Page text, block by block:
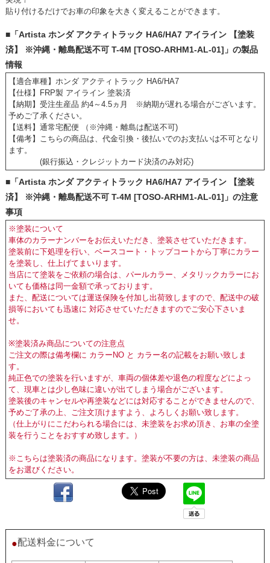
貼り付けるだけでお車の印象を大きく変えることができます。
■「Artista ホンダ アクティトラック HA6/HA7 アイライン 【塗装
済】 ※沖縄・離島配送不可 T-4M [TOSO-ARHM1-AL-01]」の製品
情報
【適合車種】ホンダ アクティトラック HA6/HA7
【仕様】FRP製 アイライン 塗装済
【納期】受注生産品 約4～4.5ヵ月 ※納期が遅れる場合がございます。
予めご了承ください。
【送料】通常宅配便 （※沖縄・離島は配送不可)
【備考】こちらの商品は、代金引換・後払いでのお支払いは不可となり
ます。
(銀行振込・クレジットカード決済のみ対応)
■「Artista ホンダ アクティトラック HA6/HA7 アイライン 【塗装
済】 ※沖縄・離島配送不可 T-4M [TOSO-ARHM1-AL-01]」の注意
事項
※塗装について
車体のカラーナンバーをお伝えいただき、塗装させていただきます。
塗装前に下処理を行い、ベースコート・トップコートから丁寧にカラー
を塗装し、仕上げてまいります。
当店にて塗装をご依頼の場合は、パールカラー、メタリックカラーにお
いても価格は同一金額で承っております。
また、配送については運送保険を付加し出荷致しますので、配送中の破
損等においても迅速に 対応させていただきますのでご安心下さいま
せ。
※塗装済み商品についての注意点
ご注文の際は備考欄に カラーNO と カラー名の記載をお願い致しま
す。
純正色での塗装を行いますが、車両の個体差や退色の程度などによっ
て、現車とは少し色味に違いが出てしまう場合がございます。
塗装後のキャンセルや再塗装などには対応することができませんので、
予めご了承の上、ご注文頂けますよう、よろしくお願い致します。
（仕上がりにこだわられる場合には、未塗装をお求め頂き、お車の全塗
装を行うことをおすすめ致します。）
※こちらは塗装済の商品になります。塗装が不要の方は、未塗装の商品
をお選びください。
●配送料金について